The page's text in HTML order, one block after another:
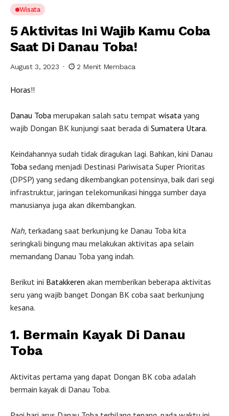
Wisata
5 Aktivitas Ini Wajib Kamu Coba
Saat Di Danau Toba!
August 3, 2023 2 Menit Membaca
Horas!!
Danau Toba merupakan salah satu tempat wisata yang
wajib Dongan BK kunjungi saat berada di Sumatera Utara.
Keindahannya sudah tidak diragukan lagi. Bahkan, kini Danau
Toba sedang menjadi Destinasi Pariwisata Super Prioritas
(DPSP) yang sedang dikembangkan potensinya, baik dari segi
infrastruktur, jaringan telekomunikasi hingga sumber daya
manusianya juga akan dikembangkan.
Nah, terkadang saat berkunjung ke Danau Toba kita
seringkali bingung mau melakukan aktivitas apa selain
memandang Danau Toba yang indah.
Berikut ini Batakkeren akan memberikan beberapa aktivitas
seru yang wajib banget Dongan BK coba saat berkunjung
kesana.
1. Bermain Kayak Di Danau
Toba
Aktivitas pertama yang dapat Dongan BK coba adalah
bermain kayak di Danau Toba.